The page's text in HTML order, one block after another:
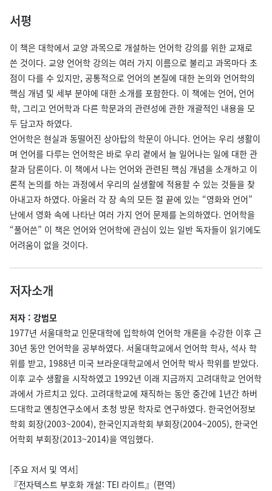
서평
이 책은 대학에서 교양 과목으로 개설하는 언어학 강의를 위한 교재로
쓴 것이다. 교양 언어학 강의는 여러 가지 이름으로 불리고 과목마다 초
점이 다를 수 있지만, 공통적으로 언어의 본질에 대한 논의와 언어학의
핵심 개념 및 세부 분야에 대한 소개를 포함한다. 이 책에는 언어, 언어
학, 그리고 언어학과 다른 학문과의 관련성에 관한 개괄적인 내용을 모
두 담고자 하였다.
언어학은 현실과 동떨어진 상아탑의 학문이 아니다. 언어는 우리 생활이
며 언어를 다루는 언어학은 바로 우리 곁에서 늘 일어나는 일에 대한 관
찰과 담론이다. 이 책에서 나는 언어와 관련된 핵심 개념을 소개하고 이
론적 논의를 하는 과정에서 우리의 실생활에 적용할 수 있는 것들을 찾
아내고자 하였다. 아울러 각 장 속의 모든 절 끝에 있는 “영화와 언어”
난에서 영화 속에 나타난 여러 가지 언어 문제를 논의하였다. 언어학을
“풀어쓴” 이 책은 언어와 언어학에 관심이 있는 일반 독자들이 읽기에도
어려움이 없을 것이다.
저자소개
저자 : 강범모
1977년 서울대학교 인문대학에 입학하여 언어학 개론을 수강한 이후 근
30년 동안 언어학을 공부하였다. 서울대학교에서 언어학 학사, 석사 학
위를 받고, 1988년 미국 브라운대학교에서 언어학 박사 학위를 받았다.
이후 교수 생활을 시작하였고 1992년 이래 지금까지 고려대학교 언어학
과에서 가르치고 있다. 고려대학교에 재직하는 동안 중간에 1년간 하버
드대학교 옌칭연구소에서 초청 방문 학자로 연구하였다. 한국언어정보
학회 회장(2003~2004), 한국인지과학회 부회장(2004~2005), 한국언
어학회 부회장(2013~2014)을 역임했다.
[주요 저서 및 역서]
『전자텍스트 부호화 개설: TEI 라이트』(편역)